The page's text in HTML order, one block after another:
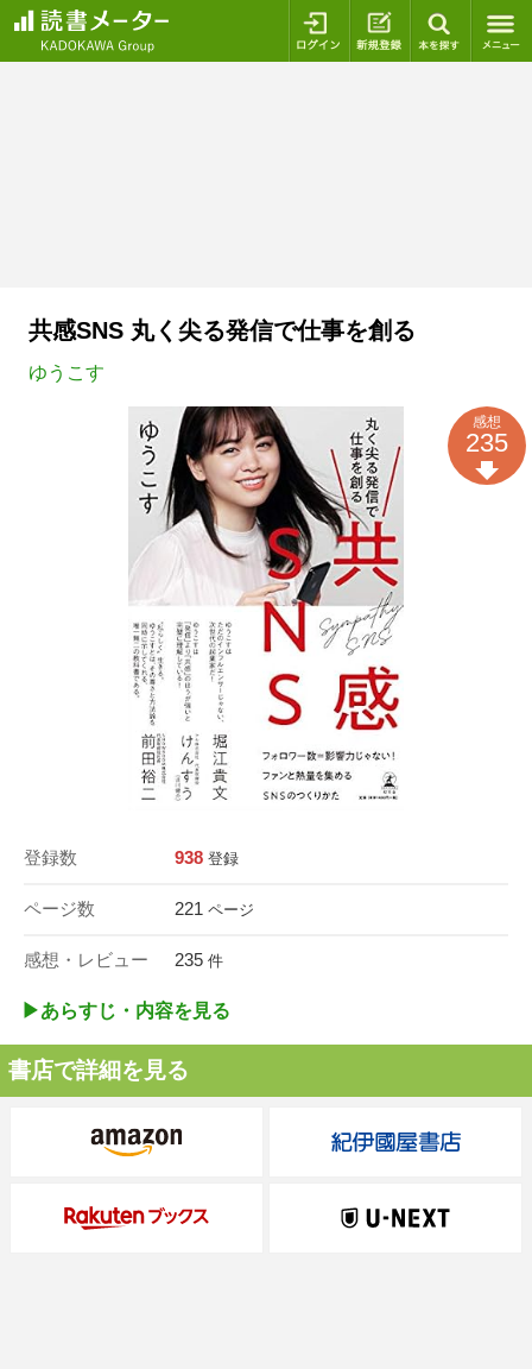
ログイン 新規登録
共感SNS 丸く尖る発信で仕事を創る
ゆうこす
登録数 938 登録
ページ数 221 ページ
感想・レビュー 235 件
感想
235
▶︎あらすじ・内容を見る
書店で詳細を見る